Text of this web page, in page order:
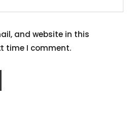
and website in this
time I comment.